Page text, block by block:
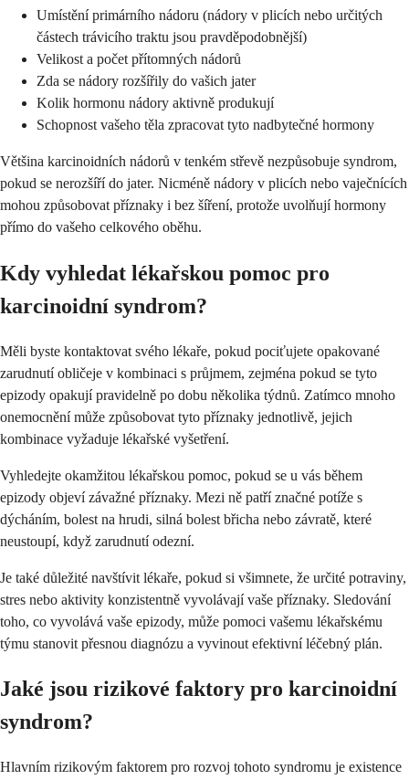
Umístění primárního nádoru (nádory v plicích nebo určitých
částech trávicího traktu jsou pravděpodobnější)
Velikost a počet přítomných nádorů
Zda se nádory rozšířily do vašich jater
Kolik hormonu nádory aktivně produkují
Schopnost vašeho těla zpracovat tyto nadbytečné hormony
Většina karcinoidních nádorů v tenkém střevě nezpůsobuje syndrom,
pokud se nerozšíří do jater. Nicméně nádory v plicích nebo vaječnících
mohou způsobovat příznaky i bez šíření, protože uvolňují hormony
přímo do vašeho celkového oběhu.
Kdy vyhledat lékařskou pomoc pro
karcinoidní syndrom?
Měli byste kontaktovat svého lékaře, pokud pociťujete opakované
zarudnutí obličeje v kombinaci s průjmem, zejména pokud se tyto
epizody opakují pravidelně po dobu několika týdnů. Zatímco mnoho
onemocnění může způsobovat tyto příznaky jednotlivě, jejich
kombinace vyžaduje lékařské vyšetření.
Vyhledejte okamžitou lékařskou pomoc, pokud se u vás během
epizody objeví závažné příznaky. Mezi ně patří značné potíže s
dýcháním, bolest na hrudi, silná bolest břicha nebo závratě, které
neustoupí, když zarudnutí odezní.
Je také důležité navštívit lékaře, pokud si všimnete, že určité potraviny,
stres nebo aktivity konzistentně vyvolávají vaše příznaky. Sledování
toho, co vyvolává vaše epizody, může pomoci vašemu lékařskému
týmu stanovit přesnou diagnózu a vyvinout efektivní léčebný plán.
Jaké jsou rizikové faktory pro karcinoidní
syndrom?
Hlavním rizikovým faktorem pro rozvoj tohoto syndromu je existence